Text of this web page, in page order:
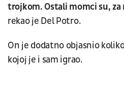
trojkom. Ostali momci su, za
rekao je Del Potro.
On je dodatno objasnio
kojoj je i sam igrao.